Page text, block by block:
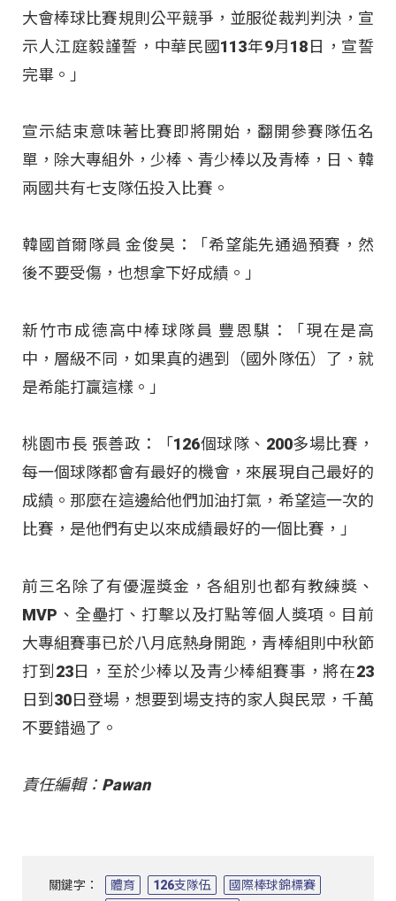
大會棒球比賽規則公平競爭，並服從裁判判決，宣
示人江庭毅謹誓，中華民國113年9月18日，宣誓
完畢。」
宣示結束意味著比賽即將開始，翻開參賽隊伍名
單，除大專組外，少棒、青少棒以及青棒，日、韓
兩國共有七支隊伍投入比賽。
韓國首爾隊員 金俊昊：「希望能先通過預賽，然
後不要受傷，也想拿下好成績。」
新竹市成德高中棒球隊員 豐恩騏：「現在是高
中，層級不同，如果真的遇到（國外隊伍）了，就
是希能打贏這樣。」
桃園市長 張善政：「126個球隊、200多場比賽，
每一個球隊都會有最好的機會，來展現自己最好的
成績。那麼在這邊給他們加油打氣，希望這一次的
比賽，是他們有史以來成績最好的一個比賽，」
前三名除了有優渥獎金，各組別也都有教練獎、
MVP、全壘打、打擊以及打點等個人獎項。目前
大專組賽事已於八月底熱身開跑，青棒組則中秋節
打到23日，至於少棒以及青少棒組賽事，將在23
日到30日登場，想要到場支持的家人與民眾，千萬
不要錯過了。
責任編輯：Pawan
關鍵字： 體育 126支隊伍
國際棒球錦標賽